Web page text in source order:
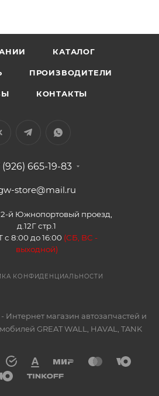
КАТАЛОГ
ПРОИЗВОДИТЕЛИ
КОНТАКТЫ
(926) 665-19-83
store@mail.ru
2-й Южнопортовый проезд,
д.12Г стр.1
8:00 до 16:00 (СБ, ВС -
выходной)
КОНФИДЕНЦИАЛЬНОСТИ
Интернет магазин автозапчастей и
GREAT WALL, HAVAL, TANK